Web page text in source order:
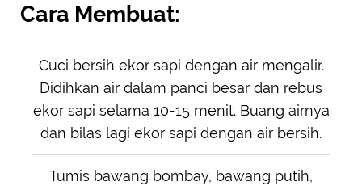
Cara Membuat:
Cuci bersih ekor sapi dengan air mengalir.
Didihkan air dalam panci besar dan rebus
ekor sapi selama 10-15 menit. Buang airnya
dan bilas lagi ekor sapi dengan air bersih.
Tumis bawang bombay, bawang putih,